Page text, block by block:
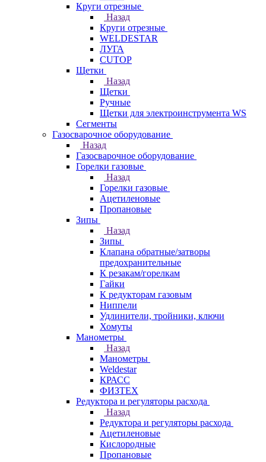
Круги отрезные
Назад
Круги отрезные
WELDESTAR
ЛУГА
CUTOP
Щетки
Назад
Щетки
Ручные
Щетки для электроинструмента WS
Сегменты
Газосварочное оборудование
Назад
Газосварочное оборудование
Горелки газовые
Назад
Горелки газовые
Ацетиленовые
Пропановые
Зипы
Назад
Зипы
Клапана обратные/затворы
предохранительные
К резакам/горелкам
Гайки
К редукторам газовым
Ниппели
Удлинители, тройники, ключи
Хомуты
Манометры
Назад
Манометры
Weldestar
КРАСС
ФИЗТЕХ
Редуктора и регуляторы расхода
Назад
Редуктора и регуляторы расхода
Ацетиленовые
Кислородные
Пропановые